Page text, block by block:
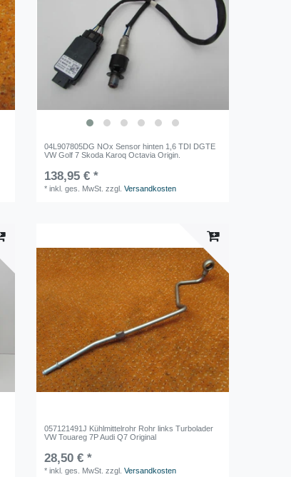
04L907805DG NOx Sensor hinten 1,6 TDI DGTE
VW Golf 7 Skoda Karoq Octavia Origin.
138,95 € *
*inkl. ges. MwSt. zzgl.Versandkosten
057121491J Kühlmittelrohr Rohr links Turbolader
VW Touareg 7P Audi Q7 Original
28,50 € *
*inkl. ges. MwSt. zzgl.Versandkosten